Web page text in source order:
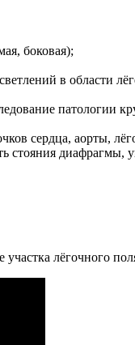
боковая);
в области
патологии
сердца, аорты,
диафрагмы,
лёгочного